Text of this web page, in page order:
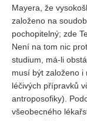
Mayera, že
založeno na
pochopitelný; zde
Není na tom nic
studium, má-li
musí být založeno i
léčivých přípravků
antroposofiky).
všeobecného